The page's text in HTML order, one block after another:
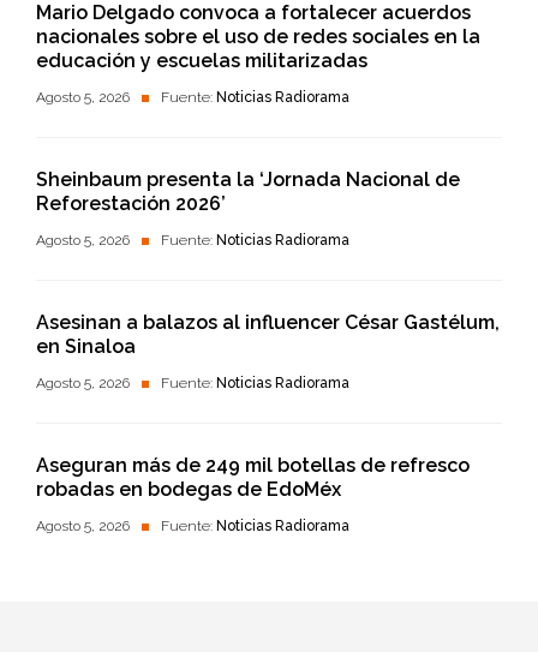
Mario Delgado convoca a fortalecer acuerdos
nacionales sobre el uso de redes sociales en la
educación y escuelas militarizadas
Agosto 5, 2026 Fuente: Noticias Radiorama
Sheinbaum presenta la ‘Jornada Nacional de
Reforestación 2026’
Agosto 5, 2026 Fuente: Noticias Radiorama
Asesinan a balazos al influencer César Gastélum,
en Sinaloa
Agosto 5, 2026 Fuente: Noticias Radiorama
Aseguran más de 249 mil botellas de refresco
robadas en bodegas de EdoMéx
Agosto 5, 2026 Fuente: Noticias Radiorama